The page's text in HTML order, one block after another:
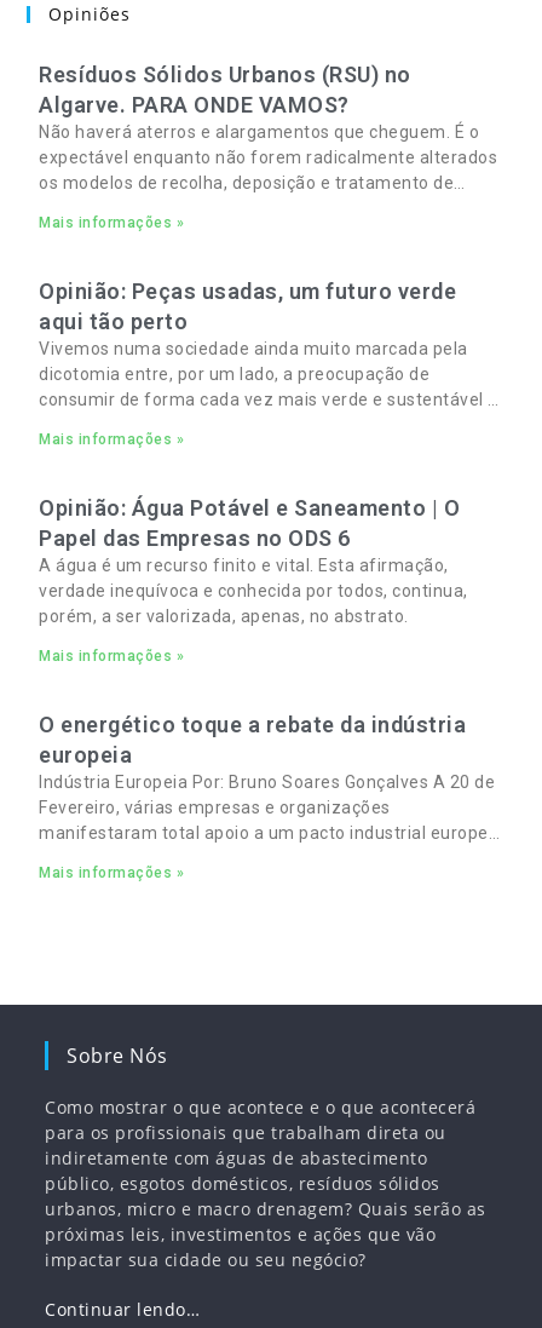
Opiniões
Resíduos Sólidos Urbanos (RSU) no
Algarve. PARA ONDE VAMOS?
Não haverá aterros e alargamentos que cheguem. É o
expectável enquanto não forem radicalmente alterados
os modelos de recolha, deposição e tratamento de
Mais informações »
Opinião: Peças usadas, um futuro verde
aqui tão perto
Vivemos numa sociedade ainda muito marcada pela
dicotomia entre, por um lado, a preocupação de
consumir de forma cada vez mais verde e sustentável e,
e familiares cada vez mais apertados.
Mais informações »
Opinião: Água Potável e Saneamento | O
Papel das Empresas no ODS 6
A água é um recurso finito e vital. Esta afirmação,
verdade inequívoca e conhecida por todos, continua,
porém, a ser valorizada, apenas, no abstrato.
Mais informações »
O energético toque a rebate da indústria
europeia
Indústria Europeia Por: Bruno Soares Gonçalves A 20 de
Fevereiro, várias empresas e organizações
manifestaram total apoio a um pacto industrial europeu
empregos
Mais informações »
Sobre Nós
Como mostrar o que acontece e o que acontecerá
para os profissionais que trabalham direta ou
indiretamente com águas de abastecimento
público, esgotos domésticos, resíduos sólidos
urbanos, micro e macro drenagem? Quais serão as
próximas leis, investimentos e ações que vão
impactar sua cidade ou seu negócio?
Continuar lendo…